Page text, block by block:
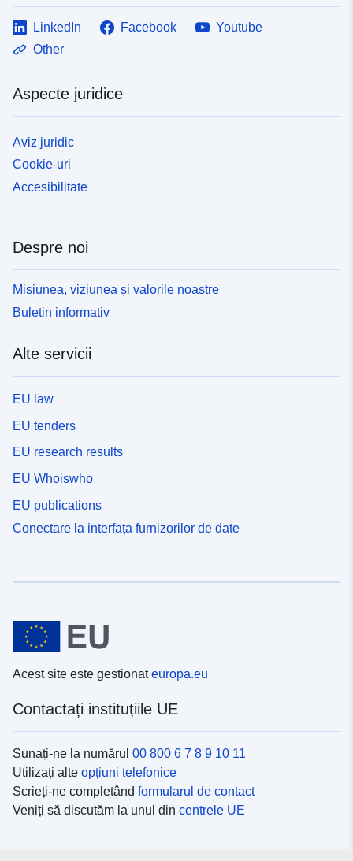
LinkedIn Facebook
Youtube
Other
Aspecte juridice
Aviz juridic
Cookie-uri
Accesibilitate
Despre noi
Misiunea, viziunea și valorile noastre
Buletin informativ
Alte servicii
EU law
EU tenders
EU research results
EU Whoiswho
EU publications
Conectare la interfața furnizorilor de date
Acest site este gestionateuropa.eu
Contactați instituțiile UE
Sunați-ne la numărul 00 800 6 7 8 9 10 11
Utilizați alte opțiuni telefonice
Scrieți-ne completând formularul de contact
Veniți să discutăm la unul din centrele UE